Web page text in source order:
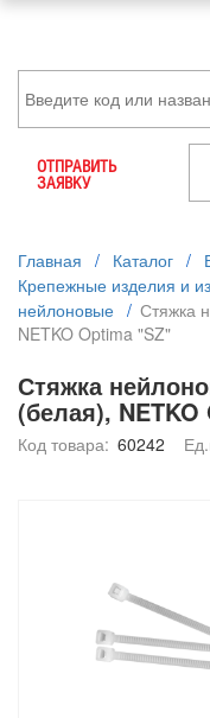
ОТПРАВИТЬ
ЗАЯВКУ
Главная / Каталог /
Крепежные изделия и
нейлоновые / Стяжка
NETKO Optima "SZ"
Стяжка
(белая),
Код товара: 60242